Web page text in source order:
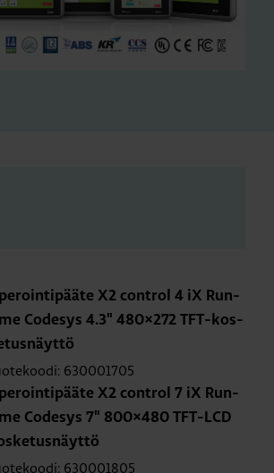
X2 cont­rol 4 iX Run­
Co­de­sys 4.3" 480×272 TFT-kos­
630001705
X2 cont­rol 7 iX Run­
Co­de­sys 7" 800×480 TFT-LCD
630001805